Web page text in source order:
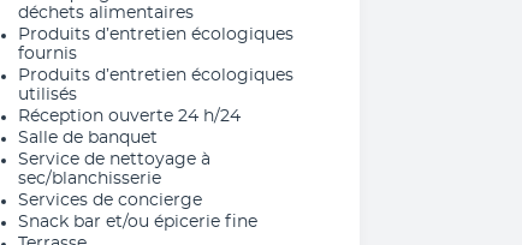
déchets alimentaires
Produits d’entretien écologiques
fournis
Produits d’entretien écologiques
utilisés
Réception ouverte 24 h/24
Salle de banquet
Service de nettoyage à
sec/blanchisserie
Services de concierge
Snack bar et/ou épicerie fine